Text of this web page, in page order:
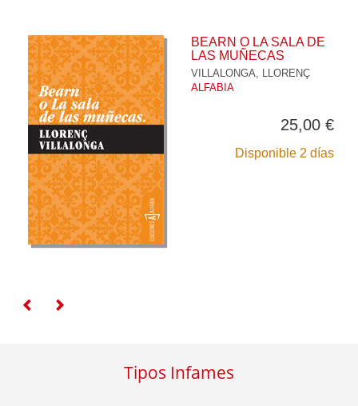
BEARN O LA SALA DE
LAS MUÑECAS
VILLALONGA, LLORENÇ
ALFABIA
25,00 €
Disponible 2 días
Tipos Infames